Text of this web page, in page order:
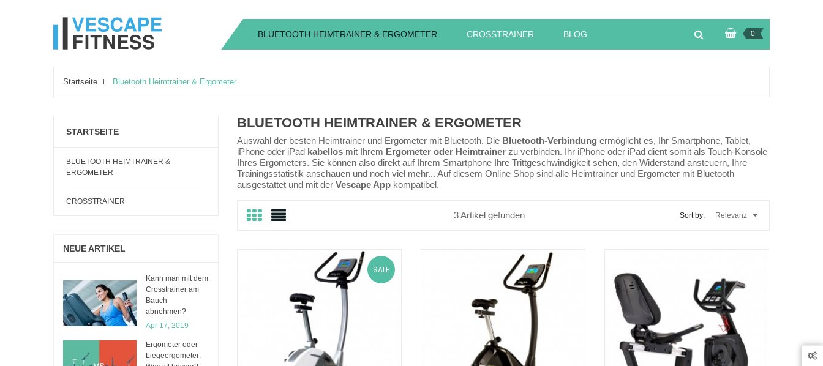
0
BLUETOOTH HEIMTRAINER & ERGOMETER CROSSTRAINER BLOG
.
Startseite Bluetooth Heimtrainer & Ergometer
STARTSEITE
BLUETOOTH HEIMTRAINER &
ERGOMETER
CROSSTRAINER
NEUE ARTIKEL
Kann man mit dem
Crosstrainer am
Bauch
abnehmen?
Apr 17, 2019
Ergometer oder
Liegeergometer:
BLUETOOTH HEIMTRAINER & ERGOMETER
Auswahl der besten Heimtrainer und Ergometer mit Bluetooth. Die Bluetooth-Verbindung ermöglicht es, Ihr Smartphone, Tablet,
iPhone oder iPad kabellos mit Ihrem Ergometer oder Heimtrainer zu verbinden. Ihr iPhone oder iPad dient somit als Touch-Konsole
Ihres Ergometers. Sie können also direkt auf Ihrem Smartphone Ihre Trittgeschwindigkeit sehen, den Widerstand ansteuern, Ihre
Trainingsstatistik anschauen und noch viel mehr... Auf diesem Online Shop sind alle Heimtrainer und Ergometer mit Bluetooth
ausgestattet und mit der Vescape App kompatibel.
3 Artikel gefunden Sort by: Relevanz
SALE